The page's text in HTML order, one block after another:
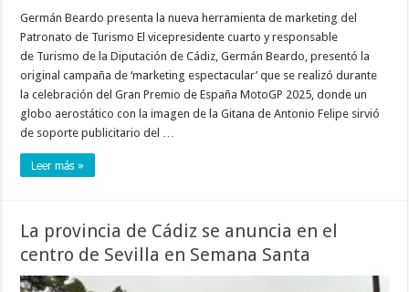
Germán Beardo presenta la nueva herramienta de marketing del
Patronato de Turismo El vicepresidente cuarto y responsable
de Turismo de la Diputación de Cádiz, Germán Beardo, presentó la
original campaña de ‘marketing espectacular’ que se realizó durante
la celebración del Gran Premio de España MotoGP 2025, donde un
globo aerostático con la imagen de la Gitana de Antonio Felipe sirvió
de soporte publicitario del …
Leer más »
La provincia de Cádiz se anuncia en el
centro de Sevilla en Semana Santa